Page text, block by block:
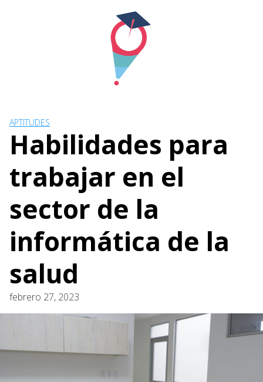
APTITUDES
Habilidades para
trabajar en el
sector de la
informática de la
salud
febrero 27, 2023